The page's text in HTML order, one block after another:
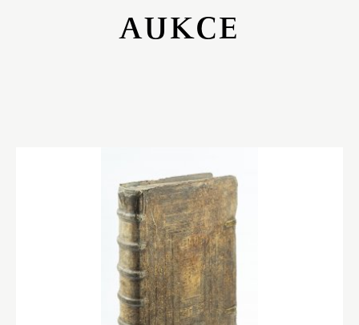
AUKCE